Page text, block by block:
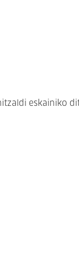
eskainiko